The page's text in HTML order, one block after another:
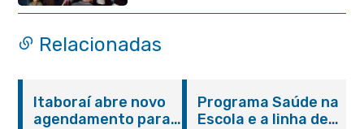
Relacionadas
Itaboraí abre novo
agendamento para
Programa Saúde na
Escola e a linha de